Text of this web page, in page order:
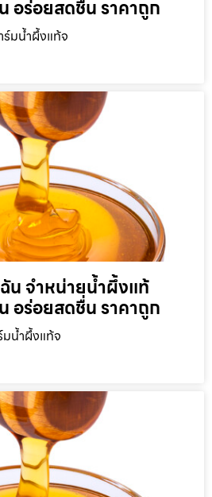
อร่อยสดชื่น ราคาถูก
มน้ำผึ้งแท้จ
น จำหน่ายน้ำผึ้งแท้
อร่อยสดชื่น ราคาถูก
น้ำผึ้งแท้จ